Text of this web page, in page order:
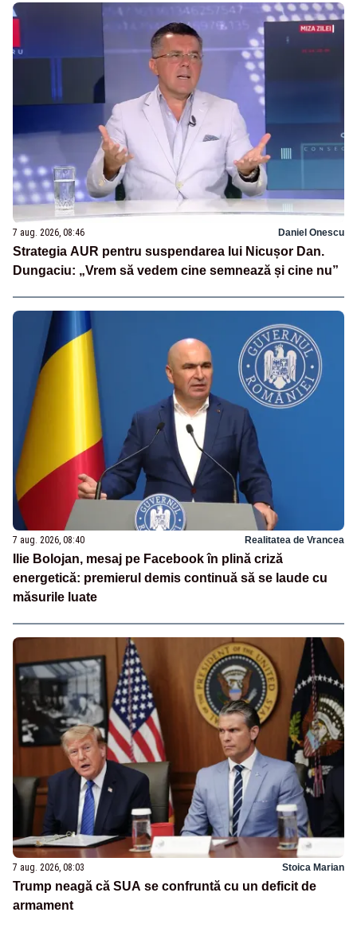
7 aug. 2026, 08:46 Daniel Onescu
Strategia AUR pentru suspendarea lui Nicușor Dan.
Dungaciu: „Vrem să vedem cine semnează și cine nu”
7 aug. 2026, 08:40 Realitatea de Vrancea
Ilie Bolojan, mesaj pe Facebook în plină criză
energetică: premierul demis continuă să se laude cu
măsurile luate
7 aug. 2026, 08:03 Stoica Marian
Trump neagă că SUA se confruntă cu un deficit de
armament